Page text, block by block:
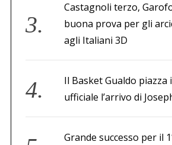
Castagnoli terzo,
buona prova per gli
agli Italiani 3D
Il Basket Gualdo piazza
ufficiale l’arrivo di
Grande successo per il